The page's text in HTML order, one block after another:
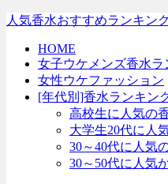
人気香水おすすめランキン
HOME
女子ウケメンズ香水ラ
女性ウケファッション
[年代別]香水ランキン
高校生に人気の
大学生20代に人
30～40代に人気
30～50代に人気